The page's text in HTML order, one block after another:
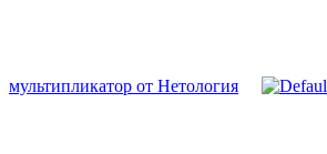
мультипликатор от Нетология